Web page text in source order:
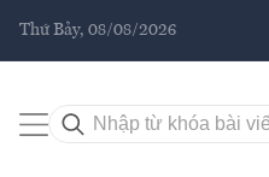
Thứ Bảy, 08/08/2026